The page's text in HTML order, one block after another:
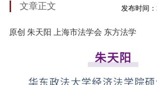
文章正文 发布时间
原创 朱天阳 上海市法学会 东方法学